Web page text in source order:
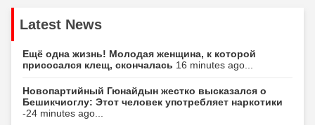
Latest News
Ещё одна жизнь! Молодая женщина, к которой
присосался клещ, скончалась 16 minutes ago...
Новопартийный Гюнайдын жестко высказался о
Бешикчиоглу: Этот человек употребляет наркотики
-24 minutes ago...